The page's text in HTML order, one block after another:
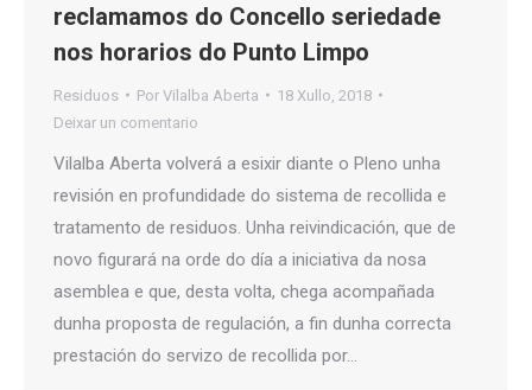
reclamamos do Concello seriedade
nos horarios do Punto Limpo
Residuos Por Vilalba Aberta
18 Xullo, 2018
Deixar un comentario
Vilalba Aberta volverá a esixir diante o Pleno unha
revisión en profundidade do sistema de recollida e
tratamento de residuos. Unha reivindicación, que de
novo figurará na orde do día a iniciativa da nosa
asemblea e que, desta volta, chega acompañada
dunha proposta de regulación, a fin dunha correcta
prestación do servizo de recollida por…